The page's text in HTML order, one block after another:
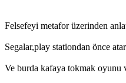
Felsefeyi metafor üzerinden
Segalar,play stationdan önce
Ve burda kafaya tokmak oyunu